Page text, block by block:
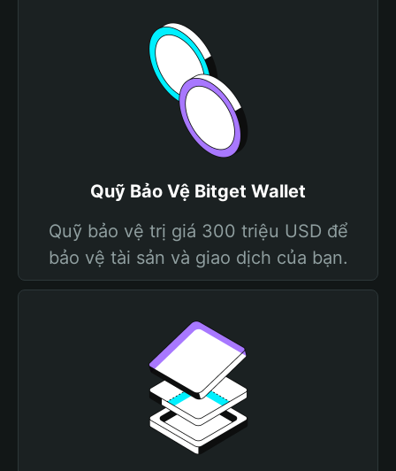
Quỹ Bảo Vệ Bitget Wallet
Quỹ bảo vệ trị giá 300 triệu USD để
bảo vệ tài sản và giao dịch của bạn.